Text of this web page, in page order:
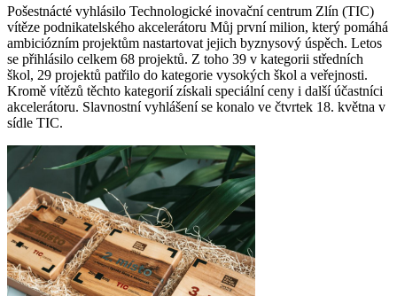
Pošestnácté vyhlásilo Technologické inovační centrum Zlín (TIC)
vítěze podnikatelského akcelerátoru Můj první milion, který pomáhá
ambiciózním projektům nastartovat jejich byznysový úspěch. Letos
se přihlásilo celkem 68 projektů. Z toho 39 v kategorii středních
škol, 29 projektů patřilo do kategorie vysokých škol a veřejnosti.
Kromě vítězů těchto kategorií získali speciální ceny i další účastníci
akcelerátoru. Slavnostní vyhlášení se konalo ve čtvrtek 18. května v
sídle TIC.